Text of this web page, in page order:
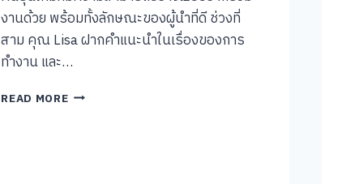
งานด้วย พร้อมทั้งลักษณะของผู้นำที่ดี ช่วงที่
สาม คุณ Lisa ฝากคำแนะนำในเรื่องของการ
ทำงาน และ…
READ MORE[คุย